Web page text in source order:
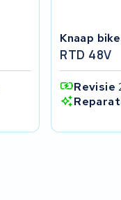
Knaap
RTD 48V
Revisie